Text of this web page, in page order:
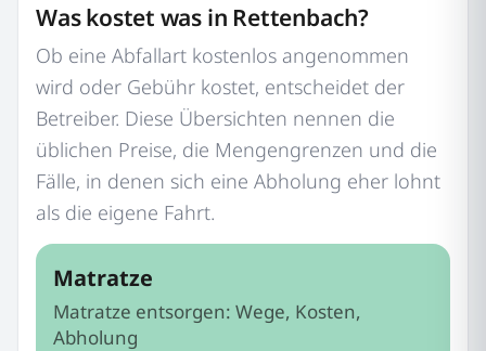
Was kostet was in Rettenbach?
Ob eine Abfallart kostenlos angenommen
wird oder Gebühr kostet, entscheidet der
Betreiber. Diese Übersichten nennen die
üblichen Preise, die Mengengrenzen und die
Fälle, in denen sich eine Abholung eher lohnt
als die eigene Fahrt.
Matratze
Matratze entsorgen: Wege, Kosten,
Abholung